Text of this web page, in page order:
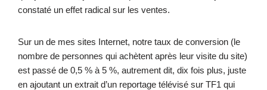
constaté un effet radical sur les ventes.
Sur un de mes sites Internet, notre taux de conversion (le
nombre de personnes qui achètent après leur visite du site)
est passé de 0,5 % à 5 %, autrement dit, dix fois plus, juste
en ajoutant un extrait d’un reportage télévisé sur TF1 qui